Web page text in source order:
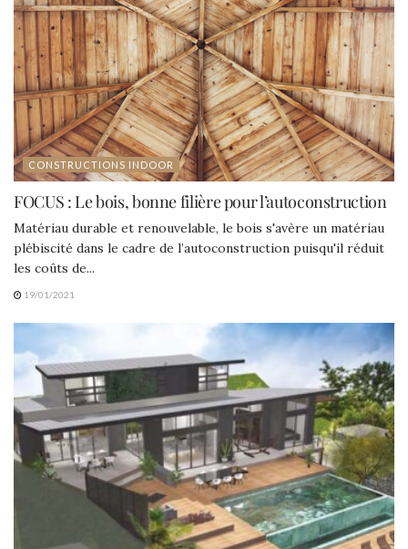
CONSTRUCTIONS INDOOR
FOCUS : Le bois, bonne filière pour l’autoconstruction
Matériau durable et renouvelable, le bois s'avère un matériau
plébiscité dans le cadre de l’autoconstruction puisqu'il réduit
les coûts de...
19/01/2021